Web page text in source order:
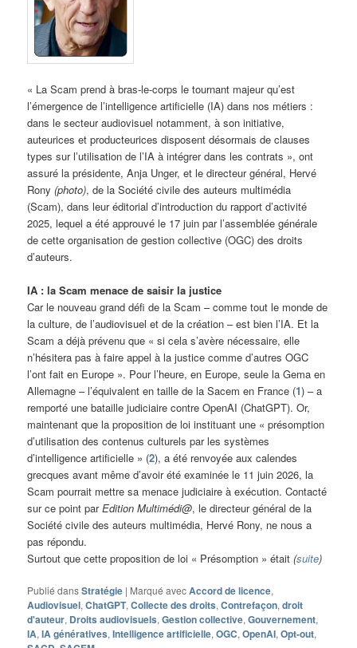
« La Scam prend à bras-le-corps le tournant majeur qu’est
l’émergence de l’intelligence artificielle (IA) dans nos métiers :
dans le secteur audiovisuel notamment, à son initiative,
auteurices et producteurices disposent désormais de clauses
types sur l’utilisation de l’IA à intégrer dans les contrats », ont
assuré la présidente, Anja Unger, et le directeur général, Hervé
Rony(photo), de la Société civile des auteurs multimédia
(Scam), dans leur éditorial d’introduction du rapport d’activité
2025, lequel a été approuvé le 17 juin par l’assemblée générale
de cette organisation de gestion collective (OGC) des droits
d’auteurs.
IA : la Scam menace de saisir la justice
Car le nouveau grand défi de la Scam – comme tout le monde de
la culture, de l’audiovisuel et de la création – est bien l’IA. Et la
Scam a déjà prévenu que « si cela s’avère nécessaire, elle
n’hésitera pas à faire appel à la justice comme d’autres OGC
l’ont fait en Europe ». Pour l’heure, en Europe, seule la Gema en
Allemagne – l’équivalent en taille de la Sacem en France (1) – a
remporté une bataille judiciaire contre OpenAI (ChatGPT). Or,
maintenant que la proposition de loi instituant une « présomption
d’utilisation des contenus culturels par les systèmes
d’intelligence artificielle » (2), a été renvoyée aux calendes
grecques avant même d’avoir été examinée le 11 juin 2026, la
Scam pourrait mettre sa menace judiciaire à exécution. Contacté
sur ce point parEdition Multimédi@, le directeur général de la
Société civile des auteurs multimédia, Hervé Rony, ne nous a
pas répondu.
Surtout que cette proposition de loi « Présomption » était(suite)
Publié dansStratégie | Marqué avecAccord de licence,
Audiovisuel,ChatGPT,Collecte des droits,Contrefaçon,droit
d'auteur, Droits audiovisuels,Gestion collective,Gouvernement,
IA,IA génératives,Intelligence artificielle,OGC,OpenAI,Opt-out,